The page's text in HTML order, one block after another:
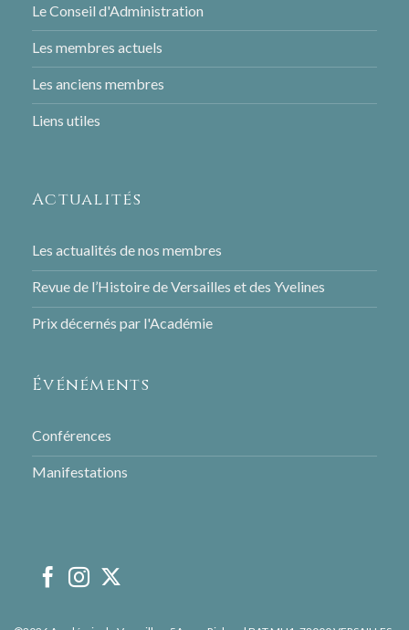
Le Conseil d'Administration
Les membres actuels
Les anciens membres
Liens utiles
Actualités
Les actualités de nos membres
Revue de l’Histoire de Versailles et des Yvelines
Prix décernés par l'Académie
Événéments
Conférences
Manifestations